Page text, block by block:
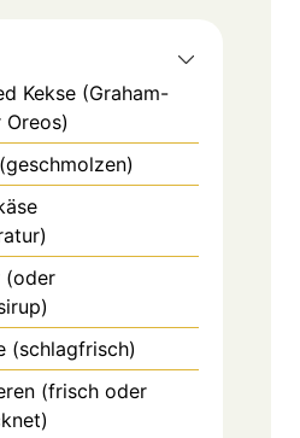
Kekse (Graham-
(oder
(schlagfrisch)
(frisch oder